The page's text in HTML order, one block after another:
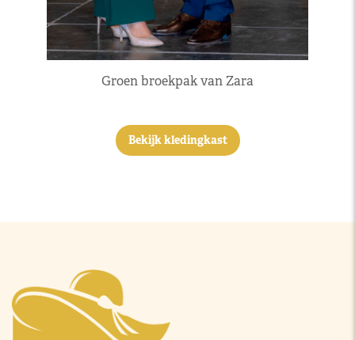
Groen broekpak van Zara
Bekijk kledingkast